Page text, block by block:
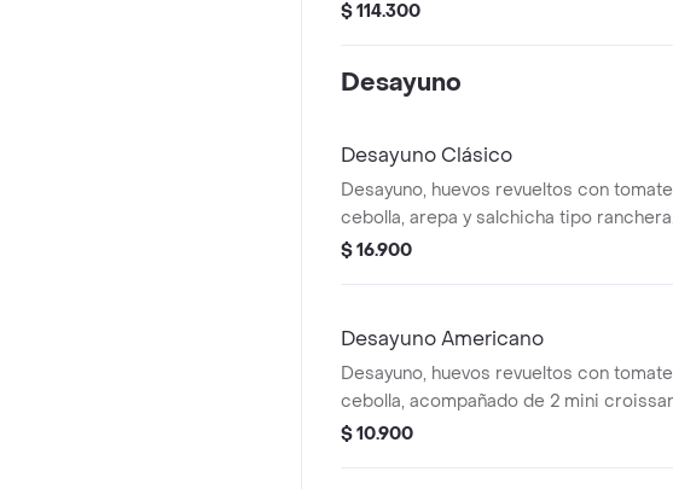
con ingredientes frescos, con ensalada
Puerrito con puerro caramelizado y salsa
gaseosas 250ml
$ 114.300
Desayuno
Desayuno Clásico
Desayuno, huevos revueltos con
cebolla, arepa y salchicha tipo ranchera.
$ 16.900
Desayuno Americano
Desayuno, huevos revueltos con
cebolla, acompañado de 2 mini
con queso.
$ 10.900